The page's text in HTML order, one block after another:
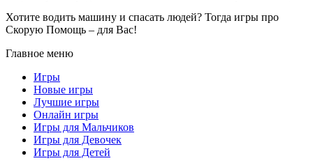
Хотите водить машину и спасать людей? Тогда игры про
Скорую Помощь – для Вас!
Главное меню
Игры
Новые игры
Лучшие игры
Онлайн игры
Игры для Мальчиков
Игры для Девочек
Игры для Детей